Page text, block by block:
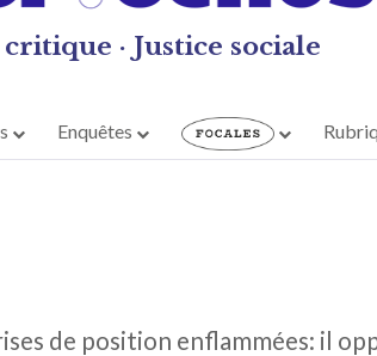
· Justice sociale
Enquêtes
de position enflammées: il